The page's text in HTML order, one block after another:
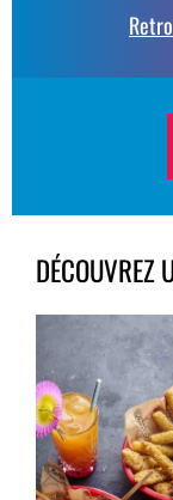
DÉCOUVREZ